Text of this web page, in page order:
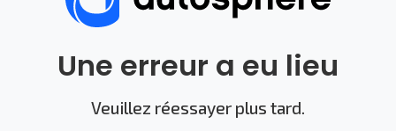
Une erreur a eu lieu
Veuillez réessayer plus tard.